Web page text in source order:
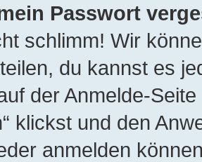
Passwort
schlimm! Wir
du kannst es
der Anmelde-
klickst und den
anmelden